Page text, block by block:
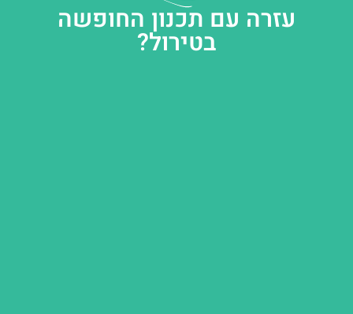
עזרה עם תכנון החופשה
בטירול?